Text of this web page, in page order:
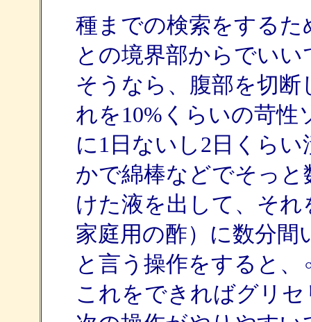
種までの検索をする
との境界部からでい
そうなら、腹部を切
れを10%くらいの苛性
に1日ないし2日くら
かで綿棒などでそっ
けた液を出して、そ
家庭用の酢）に数分
と言う操作をすると
これをできればグリ